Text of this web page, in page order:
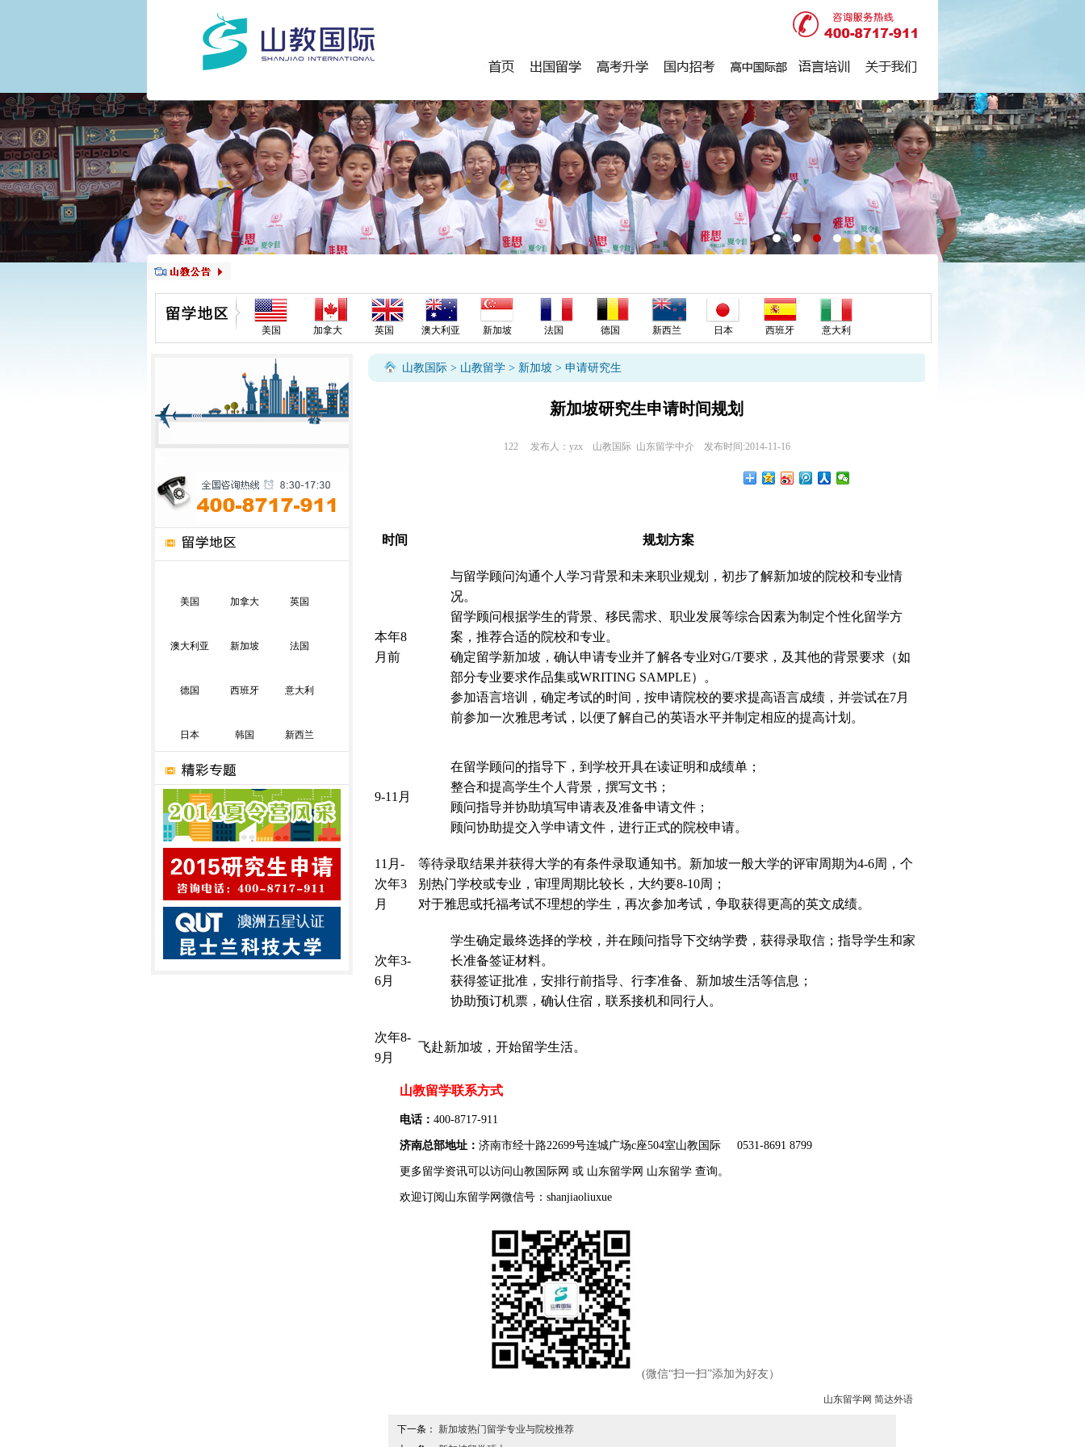
美国 加拿大 英国 澳大利亚 新加坡 法国 德国 新西兰 日本 西班牙 意大利
美国 加拿大 英国
澳大利亚 新加坡 法国
德国 西班牙 意大利
日本 韩国 新西兰
山教国际 > 山教留学 > 新加坡 > 申请研究生
新加坡研究生申请时间规划
122发布人：yzx 山教国际 山东留学中介 发布时间:2014-11-16
时间 规划方案
本年8
月前
与留学顾问沟通个人学习背景和未来职业规划，初步了解新加坡的院校和专业情
况。
留学顾问根据学生的背景、移民需求、职业发展等综合因素为制定个性化留学方
案，推荐合适的院校和专业。
确定留学新加坡，确认申请专业并了解各专业对G/T要求，及其他的背景要求（如
部分专业要求作品集或WRITING SAMPLE）。
参加语言培训，确定考试的时间，按申请院校的要求提高语言成绩，并尝试在7月
前参加一次雅思考试，以便了解自己的英语水平并制定相应的提高计划。
9-11月
在留学顾问的指导下，到学校开具在读证明和成绩单；
整合和提高学生个人背景，撰写文书；
顾问指导并协助填写申请表及准备申请文件；
顾问协助提交入学申请文件，进行正式的院校申请。
11月-
次年3
月
等待录取结果并获得大学的有条件录取通知书。新加坡一般大学的评审周期为4-6周，个
别热门学校或专业，审理周期比较长，大约要8-10周；
对于雅思或托福考试不理想的学生，再次参加考试，争取获得更高的英文成绩。
次年3-
6月
学生确定最终选择的学校，并在顾问指导下交纳学费，获得录取信；指导学生和家
长准备签证材料。
获得签证批准，安排行前指导、行李准备、新加坡生活等信息；
协助预订机票，确认住宿，联系接机和同行人。
次年8-
9月
飞赴新加坡，开始留学生活。
山教留学联系方式
电话： 400-8717-911
济南总部地址： 济南市经十路22699号连城广场c座504室山教国际 0531-8691 8799
更多留学资讯可以访问 山教国际网 或 山东留学网 山东留学 查询。
欢迎订阅山东留学网微信号：shanjiaoliuxue
(微信“扫一扫”添加为好友）
山东留学网 简达外语
下一条： 新加坡热门留学专业与院校推荐